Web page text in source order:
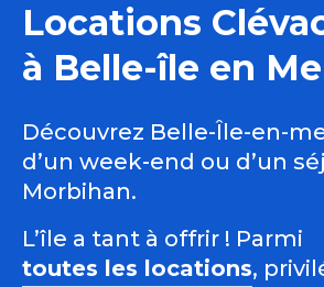
Locations
à Belle-île en
Découvrez Belle-Île-en-
d’un week-end ou d’un
Morbihan.
L’île a tant à offrir ! Parmi
toutes les locations,